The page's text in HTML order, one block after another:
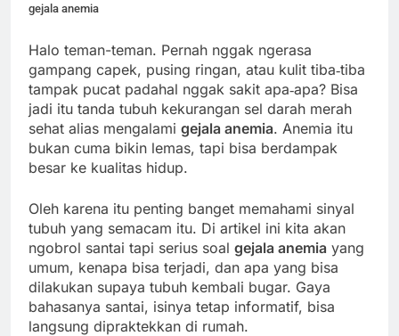
gejala anemia
Halo teman-teman. Pernah nggak ngerasa
gampang capek, pusing ringan, atau kulit tiba‑tiba
tampak pucat padahal nggak sakit apa‑apa? Bisa
jadi itu tanda tubuh kekurangan sel darah merah
sehat alias mengalami gejala anemia. Anemia itu
bukan cuma bikin lemas, tapi bisa berdampak
besar ke kualitas hidup.
Oleh karena itu penting banget memahami sinyal
tubuh yang semacam itu. Di artikel ini kita akan
ngobrol santai tapi serius soal gejala anemia yang
umum, kenapa bisa terjadi, dan apa yang bisa
dilakukan supaya tubuh kembali bugar. Gaya
bahasanya santai, isinya tetap informatif, bisa
langsung dipraktekkan di rumah.